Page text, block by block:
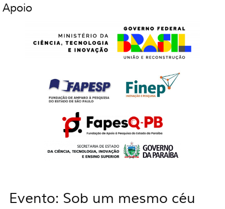
Apoio
You are here
Evento: Sob um mesmo céu